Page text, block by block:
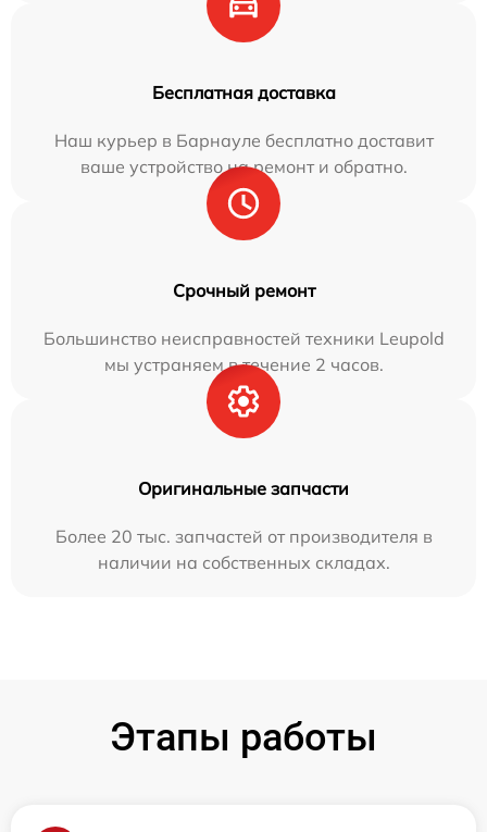
Бесплатная доставка
Наш курьер в Барнауле бесплатно доставит
ваше устройство на ремонт и обратно.
Срочный ремонт
Большинство неисправностей техники Leupold
мы устраняем в течение 2 часов.
Оригинальные запчасти
Более 20 тыс. запчастей от производителя в
наличии на собственных складах.
Этапы работы